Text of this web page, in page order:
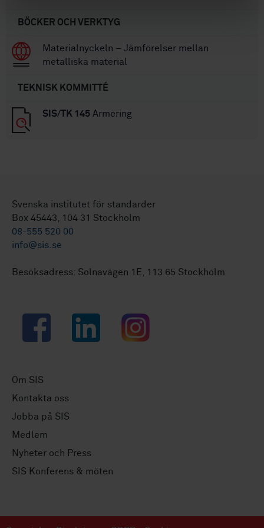
BÖCKER OCH VERKTYG
Materialnyckeln – Jämförelser mellan
metalliska material
TEKNISK KOMMITTÉ
SIS/TK 145 Armering
Svenska institutet för standarder
Box 45443, 104 31 Stockholm
08-555 520 00
info@sis.se
Besöksadress: Solnavägen 1E, 113 65 Stockholm
Facebook LinkedIn Instagram
Om SIS
Kontakta oss
Jobba på SIS
Medlem
Nyheter och Press
SIS Konferens & möten